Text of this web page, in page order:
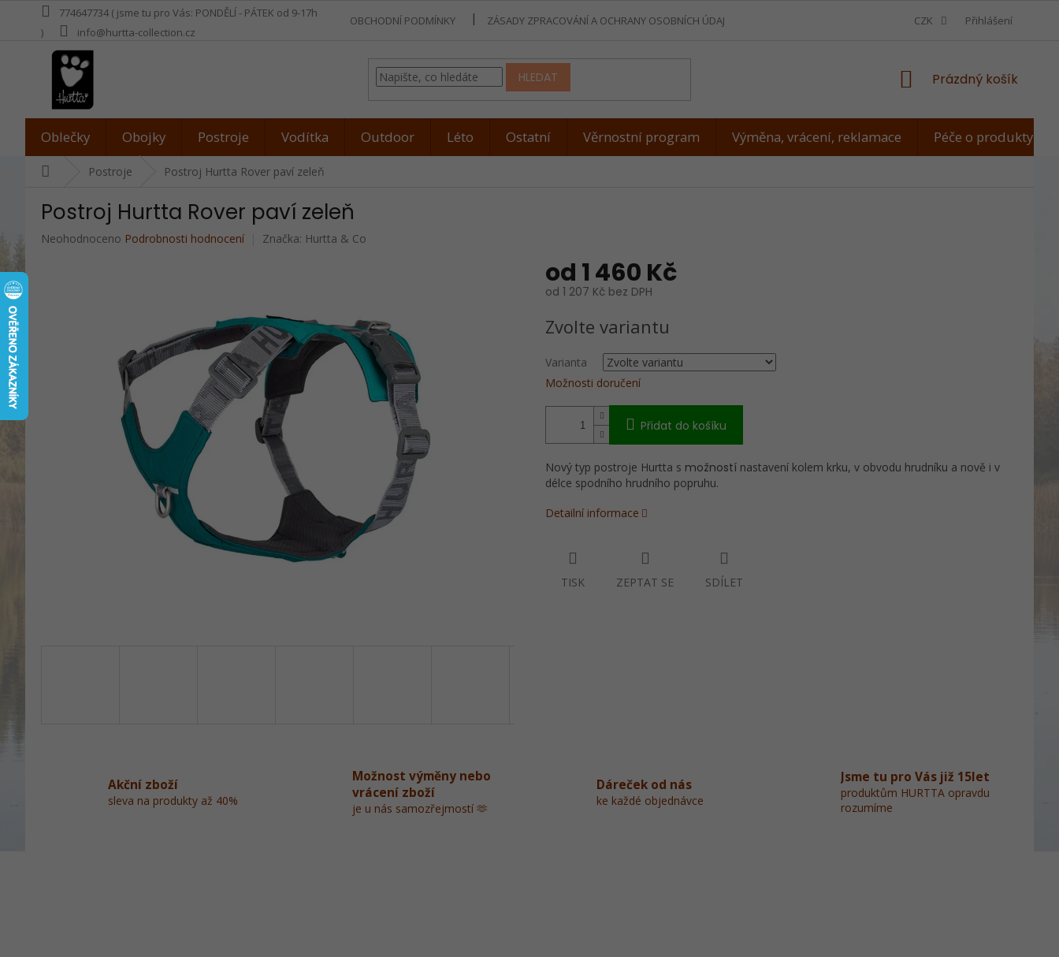
774647734 ( jsme tu pro Vás: PONDĚLÍ - PÁTEK od 9-17h
)
info@hurtta-collection.cz
OBCHODNÍ PODMÍNKY ZÁSADY ZPRACOVÁNÍ A OCHRANY OSOBNÍCH ÚDAJŮ JAK ZMĚŘIT PSA
CZK Přihlášení
HLEDAT
NÁKUPNÍ
Prázdný košík
Oblečky Obojky Postroje Vodítka Outdoor Léto Ostatní Věrnostní program Výměna, vrácení, reklamace Péče o produkty
Postroje Postroj Hurtta Rover paví zeleň
Postroj Hurtta Rover paví zeleň
Průměrné
Neohodnoceno Podrobnosti hodnocení Značka: Hurtta & Co
od 1 460 Kč
od 1 207 Kč bez DPH
cena:
Zvolte variantu
Varianta
Možnosti doručení
Přidat do košíku
Nový typ postroje Hurtta s možností nastavení kolem krku, v obvodu hrudníku a nově i v
délce spodního hrudního popruhu.
Detailní informace
TISK ZEPTAT SE SDÍLET
Akční zboží
sleva na produkty až 40%
Možnost výměny nebo
vrácení zboží
je u nás samozřejmostí 🫶
Dáreček od nás
ke každé objednávce
Jsme tu pro Vás již 15let
produktům HURTTA opravdu
rozumíme